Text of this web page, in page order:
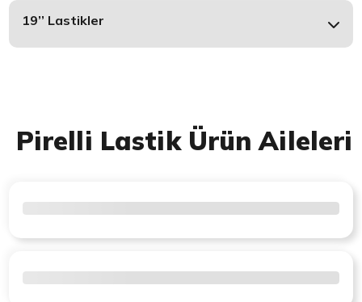
19’’ Lastikler
Pirelli Lastik Ürün Aileleri